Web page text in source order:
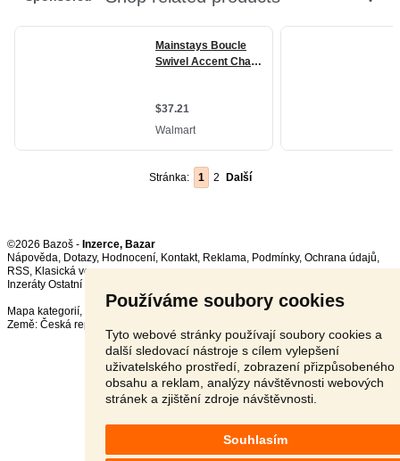
Používáme soubory cookies
Tyto webové stránky používají soubory cookies a
další sledovací nástroje s cílem vylepšení
uživatelského prostředí, zobrazení přizpůsobeného
obsahu a reklam, analýzy návštěvnosti webových
stránek a zjištění zdroje návštěvnosti.
Souhlasím
Stránka: 1 2 Další
©2026 Bazoš - Inzerce, Bazar
Nápověda, Dotazy, Hodnocení, Kontakt, Reklama, Podmínky, Ochrana údajů,
RSS,
Inzeráty Ostatní celkem:
Mapa kategorií,
Země: Česká republika